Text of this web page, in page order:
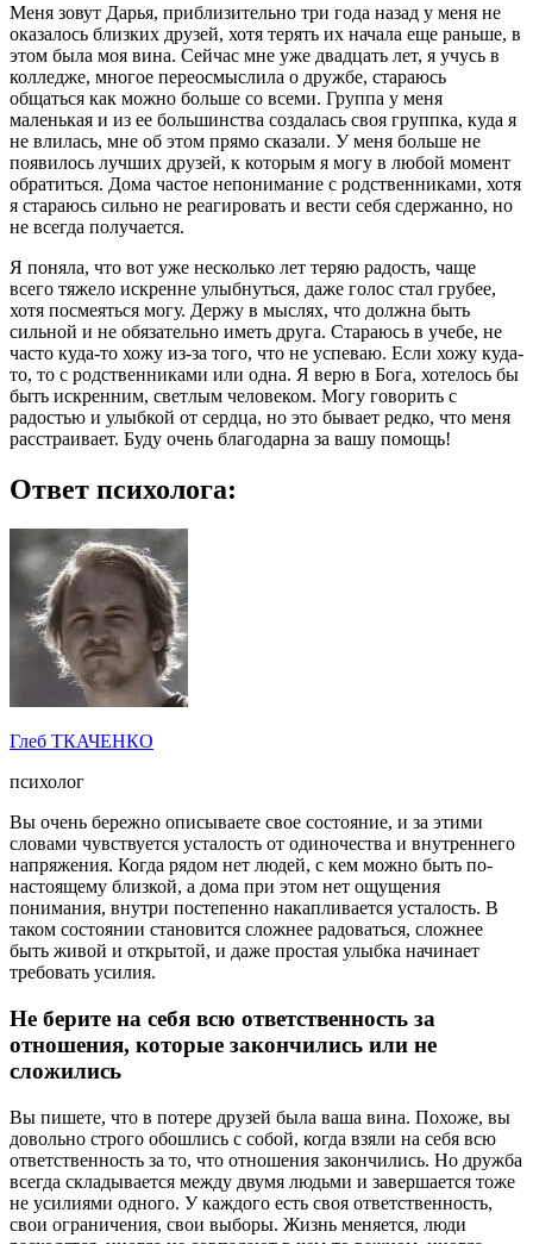
Меня зовут Дарья, приблизительно три года назад у меня не
оказалось близких друзей, хотя терять их начала еще раньше, в
этом была моя вина. Сейчас мне уже двадцать лет, я учусь в
колледже, многое переосмыслила о дружбе, стараюсь
общаться как можно больше со всеми. Группа у меня
маленькая и из ее большинства создалась своя группка, куда я
не влилась, мне об этом прямо сказали. У меня больше не
появилось лучших друзей, к которым я могу в любой момент
обратиться. Дома частое непонимание с родственниками, хотя
я стараюсь сильно не реагировать и вести себя сдержанно, но
не всегда получается.
Я поняла, что вот уже несколько лет теряю радость, чаще
всего тяжело искренне улыбнуться, даже голос стал грубее,
хотя посмеяться могу. Держу в мыслях, что должна быть
сильной и не обязательно иметь друга. Стараюсь в учебе, не
часто куда-то хожу из-за того, что не успеваю. Если хожу куда-
то, то с родственниками или одна. Я верю в Бога, хотелось бы
быть искренним, светлым человеком. Могу говорить с
радостью и улыбкой от сердца, но это бывает редко, что меня
расстраивает. Буду очень благодарна за вашу помощь!
Ответ психолога:
Глеб ТКАЧЕНКО
психолог
Вы очень бережно описываете свое состояние, и за этими
словами чувствуется усталость от одиночества и внутреннего
напряжения. Когда рядом нет людей, с кем можно быть по-
настоящему близкой, а дома при этом нет ощущения
понимания, внутри постепенно накапливается усталость. В
таком состоянии становится сложнее радоваться, сложнее
быть живой и открытой, и даже простая улыбка начинает
требовать усилия.
Не берите на себя всю ответственность за
отношения, которые закончились или не
сложились
Вы пишете, что в потере друзей была ваша вина. Похоже, вы
довольно строго обошлись с собой, когда взяли на себя всю
ответственность за то, что отношения закончились. Но дружба
всегда складывается между двумя людьми и завершается тоже
не усилиями одного. У каждого есть своя ответственность,
свои ограничения, свои выборы. Жизнь меняется, люди